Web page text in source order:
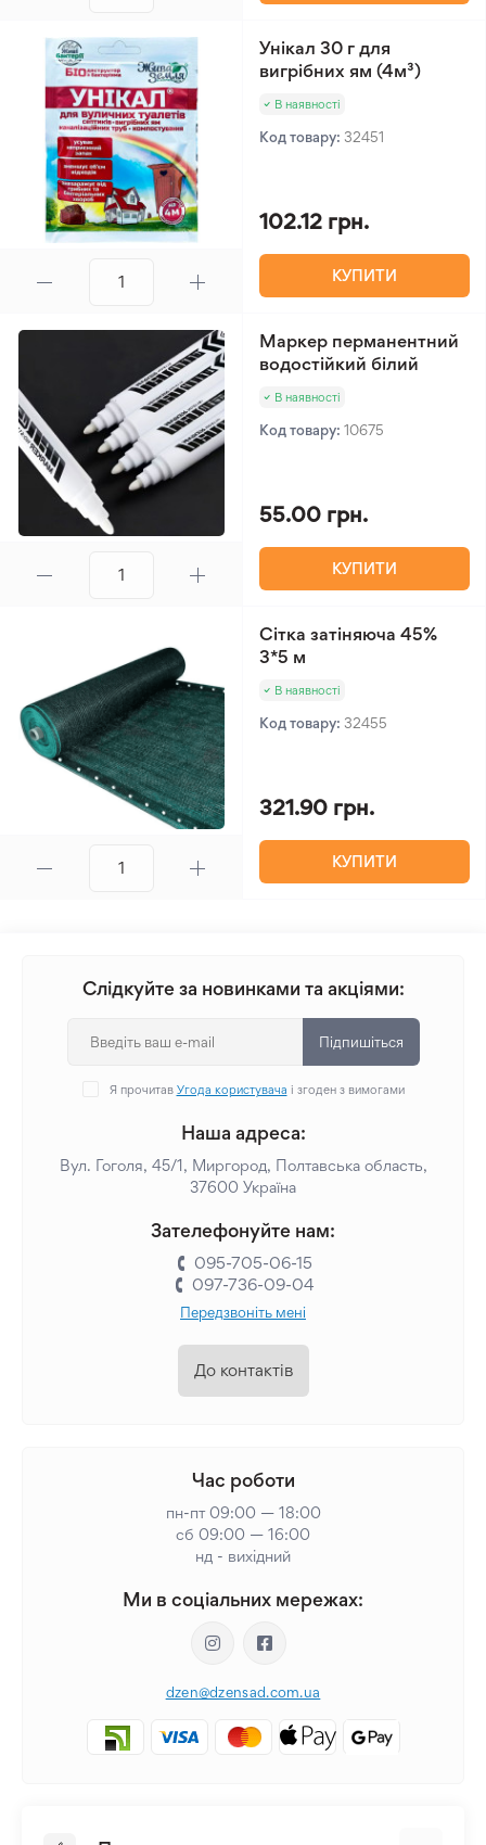
Унікал 30 г для
вигрібних ям (4м³)
В наявності
Код товару: 32451
102.12 грн.
КУПИТИ
Маркер перманентний
водостійкий білий
В наявності
Код товару: 10675
55.00 грн.
КУПИТИ
Сітка затіняюча 45%
3*5 м
В наявності
Код товару: 32455
321.90 грн.
КУПИТИ
Слідкуйте за новинками та акціями:
Підпишіться
Я прочитав Угода користувача і згоден з вимогами
Наша адреса:
Вул. Гоголя, 45/1, Миргород, Полтавська область,
37600 Україна
Зателефонуйте нам:
095-705-06-15
097-736-09-04
Передзвоніть мені
До контактів
Час роботи
пн-пт 09:00 — 18:00
сб 09:00 — 16:00
нд - вихідний
Ми в соціальних мережах:
dzen@dzensad.com.ua